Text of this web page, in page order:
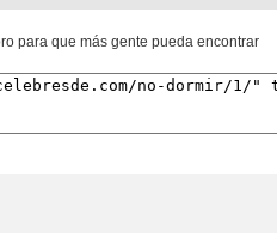
para que más gente pueda encontrar